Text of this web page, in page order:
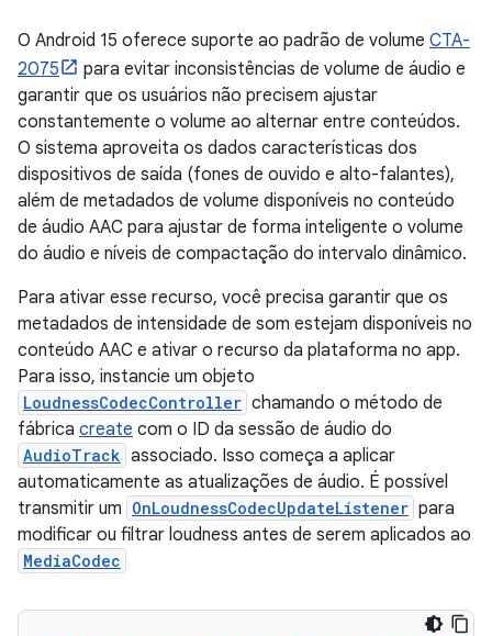
O Android 15 oferece suporte ao padrão de volume CTA-
2075
para evitar inconsistências de volume de áudio e
garantir que os usuários não precisem ajustar
constantemente o volume ao alternar entre conteúdos.
O sistema aproveita os dados características dos
dispositivos de saída (fones de ouvido e alto-falantes),
além de metadados de volume disponíveis no conteúdo
de áudio AAC para ajustar de forma inteligente o volume
do áudio e níveis de compactação do intervalo dinâmico.
Para ativar esse recurso, você precisa garantir que os
metadados de intensidade de som estejam disponíveis no
conteúdo AAC e ativar o recurso da plataforma no app.
Para isso, instancie um objeto
LoudnessCodecController chamando o método de
fábrica create com o ID da sessão de áudio do
AudioTrack associado. Isso começa a aplicar
automaticamente as atualizações de áudio. É possível
transmitir um OnLoudnessCodecUpdateListener para
modificar ou filtrar loudness antes de serem aplicados ao
MediaCodec